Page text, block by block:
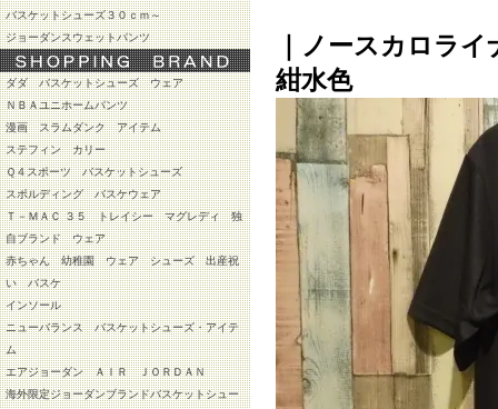
バスケットシューズ３０ｃｍ～
ジョーダンスウェットパンツ
ダダ バスケットシューズ ウェア
ＮＢＡユニホームパンツ
漫画 スラムダンク アイテム
ステフィン カリー
Ｑ４スポーツ バスケットシューズ
スポルディング バスケウェア
Ｔ－ＭＡＣ ３５ トレイシー マグレディ 独
自ブランド ウェア
赤ちゃん 幼稚園 ウェア シューズ 出産祝
い バスケ
インソール
ニューバランス バスケットシューズ・アイテ
ム
エアジョーダン ＡＩＲ ＪＯＲＤＡＮ
海外限定ジョーダンブランドバスケットシュー
｜ノースカロ
紺水色